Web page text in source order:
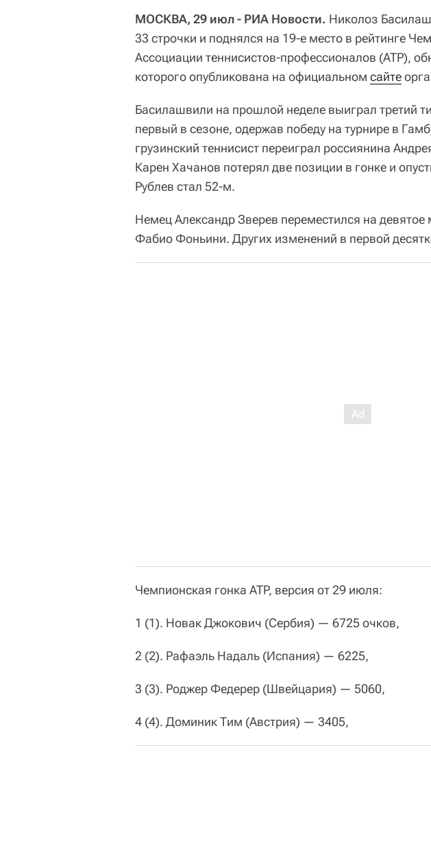
МОСКВА, 29 июл - РИА Новости. Николоз
33 строчки и поднялся на 19-е место в рейтинге
Ассоциации теннисистов-профессионалов (ATP),
которого опубликована на официальном сайте
Басилашвили на прошлой неделе выиграл третий
первый в сезоне, одержав победу на турнире в
грузинский теннисист переиграл россиянина
Карен Хачанов потерял две позиции в гонке и
Рублев стал 52-м.
Немец Александр Зверев переместился на девятое
Фабио Фоньини. Других изменений в первой
Чемпионская гонка ATP, версия от 29 июля:
1 (1). Новак Джокович (Сербия) — 6725 очков,
2 (2). Рафаэль Надаль (Испания) — 6225,
3 (3). Роджер Федерер (Швейцария) — 5060,
4 (4). Доминик Тим (Австрия) — 3405,